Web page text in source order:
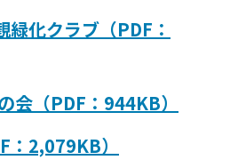
化クラブ（PDF：
会（PDF：944KB）
2,079KB）